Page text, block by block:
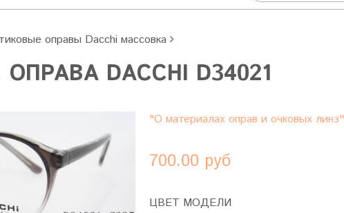
оправы Dacchi массовка
DACCHI D34021
"О материалах оправ и очковых линз"
700.00 руб
ЦВЕТ МОДЕЛИ